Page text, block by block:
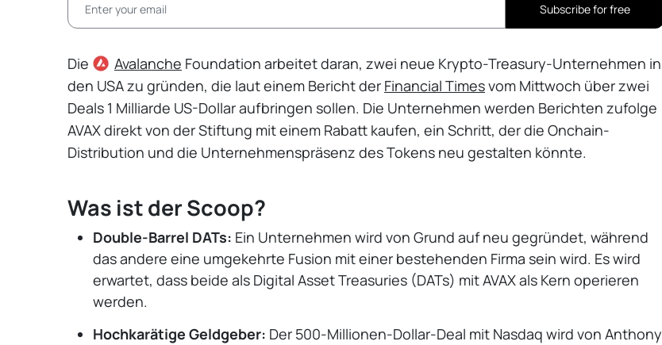
Subscribe for free
Die Avalanche Foundation arbeitet daran, zwei neue Krypto-Treasury-Unternehmen in
den USA zu gründen, die laut einem Bericht der Financial Timesvom Mittwoch über zwei
Deals 1 Milliarde US-Dollar aufbringen sollen. Die Unternehmen werden Berichten zufolge
AVAX direkt von der Stiftung mit einem Rabatt kaufen, ein Schritt, der die Onchain-
Distribution und die Unternehmenspräsenz des Tokens neu gestalten könnte.
Was ist der Scoop?
Double-Barrel DATs: Ein Unternehmen wird von Grund auf neu gegründet, während
das andere eine umgekehrte Fusion mit einer bestehenden Firma sein wird. Es wird
erwartet, dass beide als Digital Asset Treasuries (DATs) mit AVAX als Kern operieren
werden.
Hochkarätige Geldgeber: Der 500-Millionen-Dollar-Deal mit Nasdaq wird von Anthony